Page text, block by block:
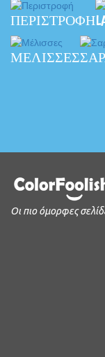
ΠΕΡΙΣΤΡΟΦΉ
ΜΈΛΙΣΣΕΣ
Οι πιο όμορφες